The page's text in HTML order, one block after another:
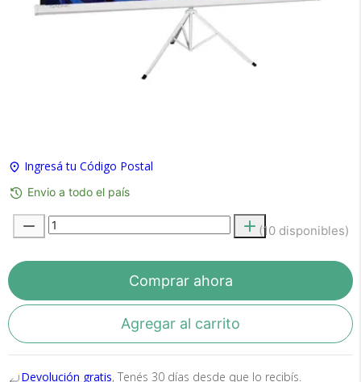
Ingresá tu Código Postal
Envio a todo el país
(10 disponibles)
Comprar ahora
Agregar al carrito
Devolución gratis, Tenés 30 días desde que lo recibís.
Medios de Pago
te devolvemos tu dinero.
En Bidcom te aseguramos recibir el producto